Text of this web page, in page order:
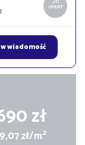
OFERT
wiadomość
zł
zł/m2